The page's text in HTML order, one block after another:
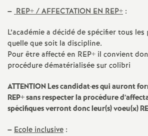
–REP+ / AFFECTATION EN REP+ :
L’académie a décidé de spécifier tous les
quelle que soit la discipline.
Pour être affecté en REP+ il convient
procédure dématérialisée sur colibri
ATTENTION Les candidat·es qui auront
REP+ sans respecter la procédure
spécifiques verront donc leur(s) voeu(x)
–Ecole inclusive :